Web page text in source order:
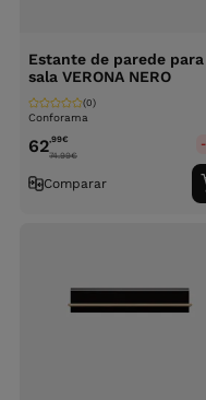
Estante de parede para
sala VERONA NERO
Conforama
(0)
62,99€
74.99€
Comparar